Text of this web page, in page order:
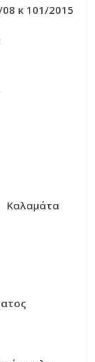
κ 101/2015